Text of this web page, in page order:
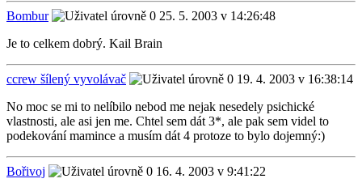
Bombur
25. 5. 2003 v 14:26:48
Je to celkem dobrý. Kail Brain
ccrew šílený vyvolávač
19. 4. 2003 v 16:38:14
No moc se mi to nelíbilo nebod me nejak nesedely psichické
vlastnosti, ale asi jen me. Chtel sem dát 3*, ale pak sem videl to
podekování mamince a musím dát 4 protoze to bylo dojemný:)
Bořivoj
16. 4. 2003 v 9:41:22